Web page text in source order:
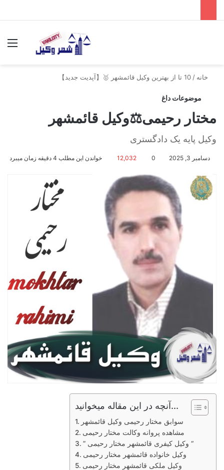
خانه / 10 تا از بهترین وکیل قائمشهر 🥇【آپدیت جدید】
موضوعات داغ
مختار رحیمی⚖️وکیل قائمشهر
وکیل پایه یک دادگستری
دسامبر 3, 2025 0
12,032 خواندن این مطلب 4 دقیقه زمان میبرد
آنچه در این مقاله میخوانید...
سوابق مختار رحیمی وکیل قائمشهر
مشاهده پروانه وکالت مختار رحیمی
” وکیل کیفری قائمشهر مختار رحیمی “
وکیل خانواده قائمشهر مختار رحیمی
وکیل ملکی قائمشهر مختار رحیمی